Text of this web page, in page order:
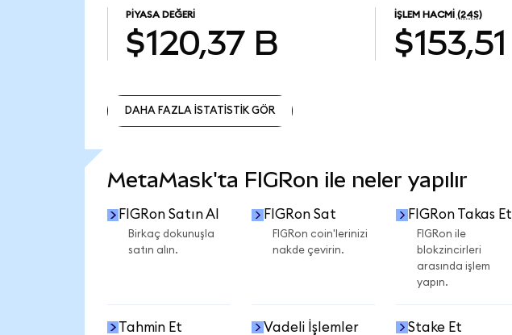
PIYASA DEĞERI
$120,37 B
İŞLEM HACMI (24S)
$153,51
DAHA FAZLA İSTATİSTİK GÖR
MetaMask'ta FIGRon ile neler yapılır
FIGRon Satın Al
Birkaç dokunuşla
satın alın.
FIGRon Sat
FIGRon coin'lerinizi
nakde çevirin.
FIGRon Takas Et
FIGRon ile
blokzincirleri
arasında işlem
yapın.
Tahmin Et Vadeli İşlemler Stake Et